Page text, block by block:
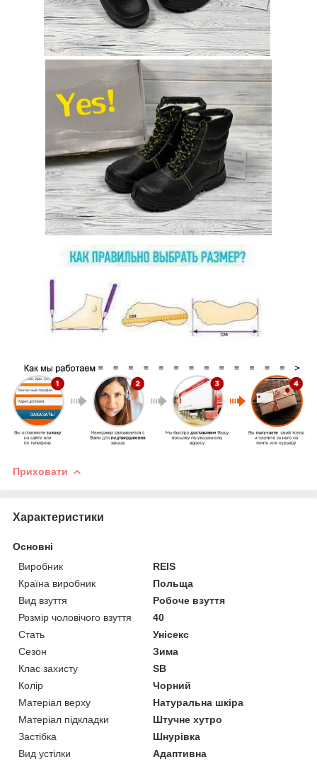
Приховати
Характеристики
Основні
Виробник
REIS
Країна виробник
Польща
Вид взуття
Робоче взуття
Розмір чоловічого взуття
40
Стать
Унісекс
Сезон
Зима
Клас захисту
SB
Колір
Чорний
Матеріал верху
Натуральна шкіра
Матеріал підкладки
Штучне хутро
Застібка
Шнурівка
Вид устілки
Адаптивна